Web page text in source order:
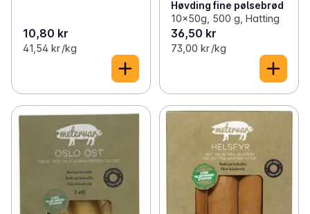
10,80 kr
41,54 kr /kg
Høvding fine pølsebrød
10x50g, 500 g, Hatting
36,50 kr
73,00 kr /kg